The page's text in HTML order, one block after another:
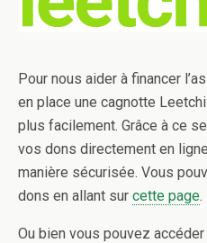
Pour nous aider à financer
en place une cagnotte
plus facilement. Grâce à ce
vos dons directement en
manière sécurisée. Vous
dons en allant sur cette page.
Ou bien vous pouvez